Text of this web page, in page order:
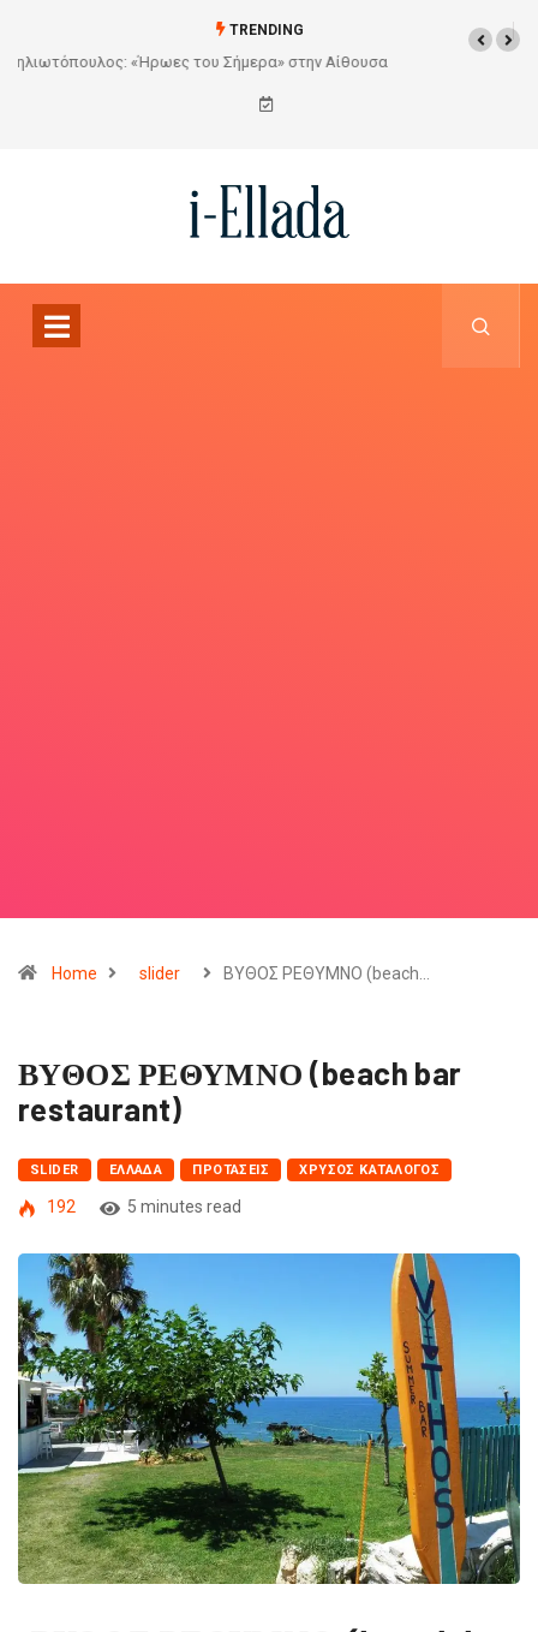
TRENDING
Από το Σχέδιο στην Πραγματικότητα
Home slider ΒΥΘΟΣ ΡΕΘΥΜΝΟ (beach…
ΒΥΘΟΣ ΡΕΘΥΜΝΟ (beach bar
restaurant)
SLIDER ΕΛΛΆΔΑ ΠΡΟΤΆΣΕΙΣ ΧΡΥΣΌΣ ΚΑΤΆΛΟΓΟΣ
192 5 minutes read